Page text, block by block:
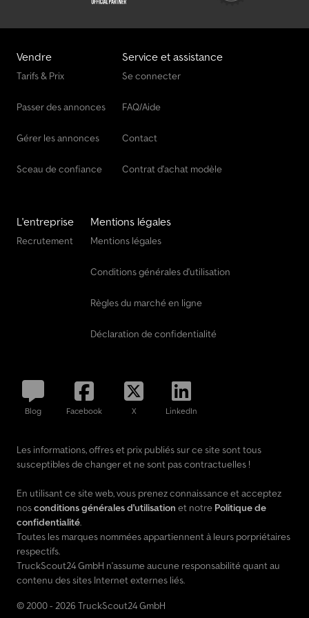
présente annonce sert uniquement de base aux négociations
engagement par [courrier électronique], [téléphone], [télécopie],
[courrier] aux coordonnées ind
maritimes depuis 1996 en Allemagne et à l’international.
Vendre
Tarifs & Prix
Passer des annonces
Gérer les annonces
Sceau de confiance
Service et assistance
Se connecter
FAQ/Aide
Contact
Contrat d'achat modèle
L'entreprise
Recrutement
Mentions légales
Mentions légales
Conditions générales d'utilisation
Règles du marché en ligne
Déclaration de confidentialité
Blog Facebook X LinkedIn
Les informations, offres et prix publiés sur ce site sont tous
susceptibles de changer et ne sont pas contractuelles !
En utilisant ce site web, vous prenez connaissance et acceptez
nosconditions générales d'utilisation et notre Politique de
confidentialité.
Toutes les marques nommées appartiennent à leurs porpriétaires
respectifs.
TruckScout24 GmbH n'assume aucune responsabilité quant au
contenu des sites Internet externes liés.
© 2000 - 2026 TruckScout24 GmbH